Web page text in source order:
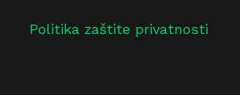
Politika zaštite privatnosti